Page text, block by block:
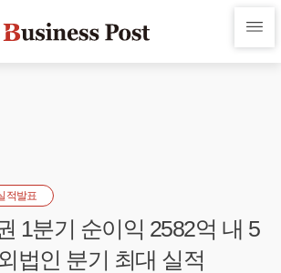
적발표
1분기 순이익 2582억 내 5
법인 분기 최대 실적